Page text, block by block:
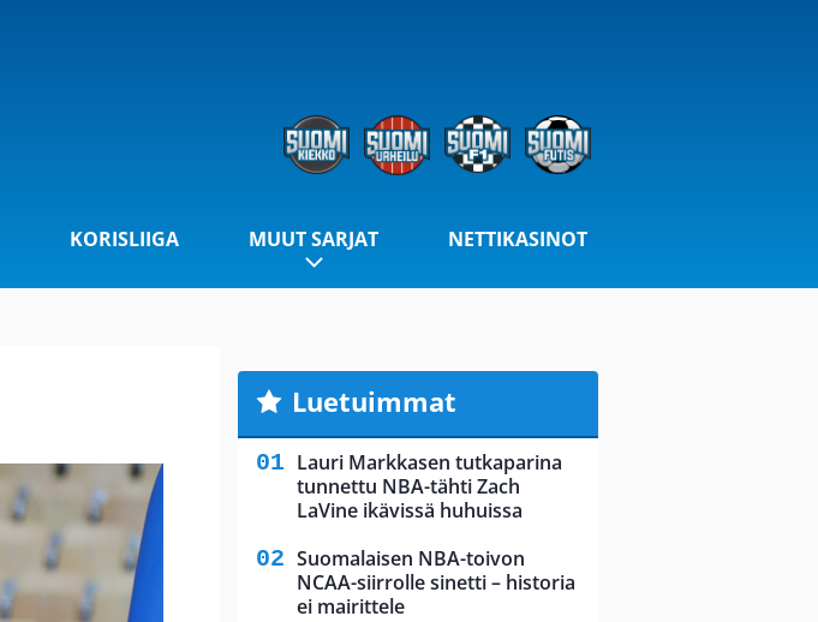
KORISLIIGA MUUT SARJAT NETTIKASINOT
Luetuimmat
Lauri Markkasen tutkaparina
tunnettu NBA-tähti Zach
LaVine ikävissä huhuissa
Suomalaisen NBA-toivon
NCAA-siirrolle sinetti – historia
ei mairittele